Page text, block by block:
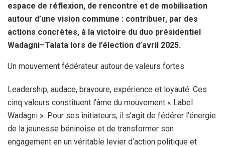
espace de réflexion, de rencontre et de mobilisation
autour d’une vision commune : contribuer, par des
actions concrètes, à la victoire du duo présidentiel
Wadagni–Talata lors de l’élection d’avril 2025.
Un mouvement fédérateur autour de valeurs fortes
Leadership, audace, bravoure, expérience et loyauté. Ces
cinq valeurs constituent l’âme du mouvement « Label
Wadagni ». Pour ses initiateurs, il s’agit de fédérer l’énergie
de la jeunesse béninoise et de transformer son
engagement en un véritable levier d’action politique et